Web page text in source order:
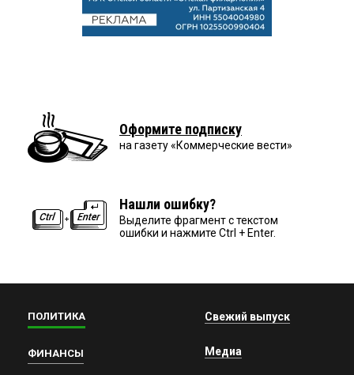
Оформите подписку
на газету «Коммерческие вести»
Нашли ошибку?
Выделите фрагмент с текстом
ошибки и нажмите Ctrl + Enter.
ПОЛИТИКА
ФИНАНСЫ
Свежий выпуск
Медиа